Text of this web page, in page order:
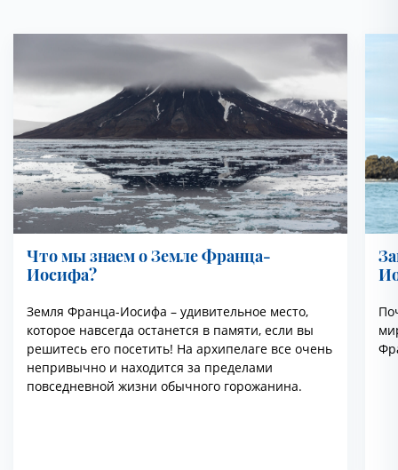
Что мы знаем о Земле Франца-
Иосифа?
Земля Франца-Иосифа – удивительное место,
которое навсегда останется в памяти, если вы
решитесь его посетить! На архипелаге все очень
непривычно и находится за пределами
повседневной жизни обычного горожанина.